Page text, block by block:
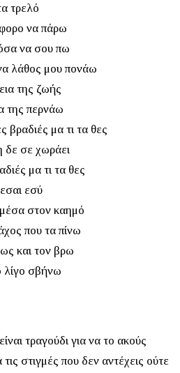
τρελό
να πάρω
να σου πω
λάθος μου πονάω
της ζωής
της περνάω
βραδιές μα τι τα θες
δε σε χωράει
μα τι τα θες
εσύ
στον καημό
που τα πίνω
και τον βρω
λίγο σβήνω
τραγούδι για να το ακούς
τις στιγμές που δεν αντέχεις ούτε